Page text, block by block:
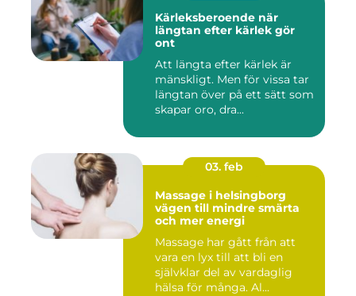
Kärleksberoende när
längtan efter kärlek gör
ont
Att längta efter kärlek är
mänskligt. Men för vissa tar
längtan över på ett sätt som
skapar oro, dra...
03. feb
Massage i helsingborg
vägen till mindre smärta
och mer energi
Massage har gått från att
vara en lyx till att bli en
självklar del av vardaglig
hälsa för många. Al...